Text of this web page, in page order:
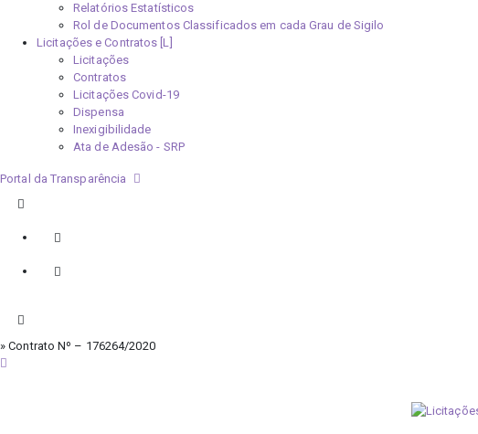
Relatórios Estatísticos
Rol de Documentos Classificados em cada Grau de Sigilo
Licitações e Contratos [L]
Licitações
Contratos
Licitações Covid-19
Dispensa
Inexigibilidade
Ata de Adesão - SRP
Portal da Transparência
» Contrato Nº – 176264/2020